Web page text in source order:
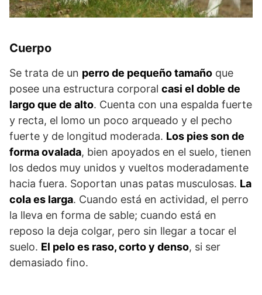
Cuerpo
Se trata de un perro de pequeño tamaño que
posee una estructura corporal casi el doble de
largo que de alto. Cuenta con una espalda fuerte
y recta, el lomo un poco arqueado y el pecho
fuerte y de longitud moderada. Los pies son de
forma ovalada, bien apoyados en el suelo, tienen
los dedos muy unidos y vueltos moderadamente
hacia fuera. Soportan unas patas musculosas. La
cola es larga. Cuando está en actividad, el perro
la lleva en forma de sable; cuando está en
reposo la deja colgar, pero sin llegar a tocar el
suelo. El pelo es raso, corto y denso, si ser
demasiado fino.